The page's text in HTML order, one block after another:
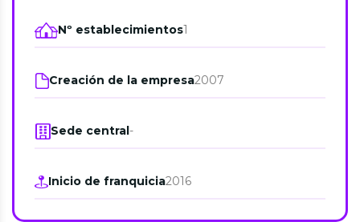
Nº establecimientos1
Creación de la empresa2007
Sede central-
Inicio de franquicia2016